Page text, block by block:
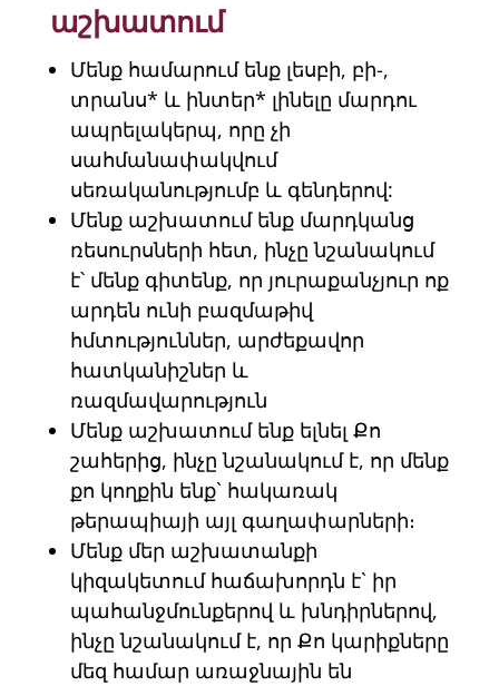
աշխատում
Մենք համարում ենք լեսբի, բի-,
տրանս* և ինտեր* լինելը մարդու
ապրելակերպ, որը չի
սահմանափակվում
սեռականությումբ և գենդերով:
Մենք աշխատում ենք մարդկանց
ռեսուրսների հետ, ինչը նշանակում
է՝ մենք գիտենք, որ յուրաքանչյուր ոք
արդեն ունի բազմաթիվ
հմտություններ, արժեքավոր
հատկանիշներ և
ռազմավարություն
Մենք աշխատում ենք ելնել Քո
շահերից, ինչը նշանակում է, որ մենք
քո կողքին ենք` հակառակ
թերապիայի այլ գաղափարների։
Մենք մեր աշխատանքի
կիզակետում հաճախորդն է` իր
պահանջմունքերով և խնդիրներով,
ինչը նշանակում է, որ Քո կարիքները
մեզ համար առաջնային են